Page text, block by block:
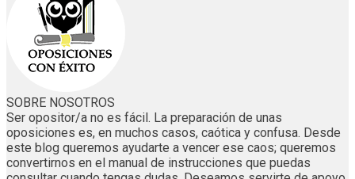
SOBRE NOSOTROS
Ser opositor/a no es fácil. La preparación de unas
oposiciones es, en muchos casos, caótica y confusa. Desde
este blog queremos ayudarte a vencer ese caos; queremos
convertirnos en el manual de instrucciones que puedas